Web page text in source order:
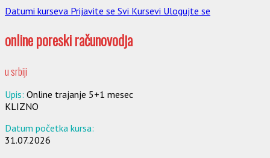
Datumi kurseva Prijavite se Svi Kursevi Ulogujte se
online poreski računovodja
u srbiji
Upis: Online trajanje 5+1 mesec
KLIZNO
Datum početka kursa:
31.07.2026